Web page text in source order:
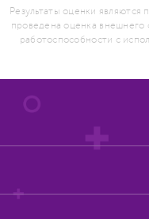
Результаты оценки
проведена оценка внешнего
работоспособности с